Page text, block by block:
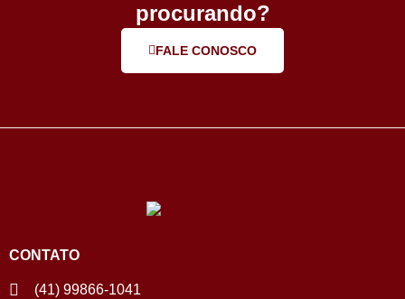
procurando?
FALE CONOSCO
CONTATO
(41) 99866-1041